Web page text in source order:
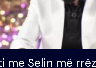
me Selin më